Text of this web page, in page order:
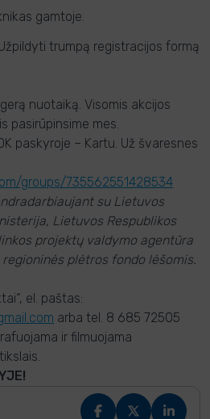
gamtoje.
trumpą registracijos formą
nuotaiką. Visomis akcijos
pasirūpinsime mes.
paskyroje – Kartu. Už švaresnes
groups/735562551428534
su Lietuvos
Lietuvos Respublikos
projektų valdymo agentūra
plėtros fondo lėšomis.
el. paštas:
arba tel. 8 685 72505
ir filmuojama